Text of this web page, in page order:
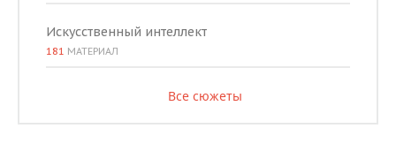
Искусственный интеллект
181 МАТЕРИАЛ
Все сюжеты